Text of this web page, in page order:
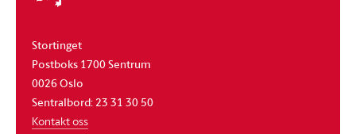
Stortinget
Postboks 1700 Sentrum
0026 Oslo
Sentralbord: 23 31 30 50
Kontakt oss